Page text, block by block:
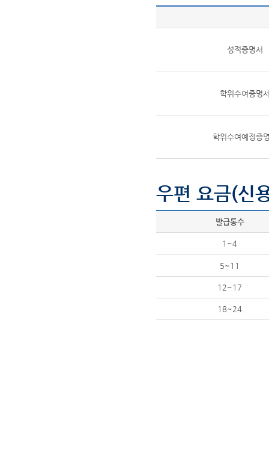
성적증명서
학위수여증명
학위수여예정증
우편 요금(신
발급통수
1~4
5~11
12~17
18~24